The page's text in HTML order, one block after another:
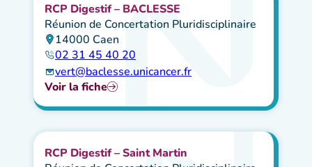
RCP Digestif – BACLESSE
Réunion de Concertation Pluridisciplinaire
14000 Caen
02 31 45 40 20
vert@baclesse.unicancer.fr
Voir la fiche
RCP Digestif – Saint Martin